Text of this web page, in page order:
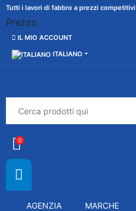
Tutti i lavori di fabbro a prezzi competitivi
Prezzo
IL MIO ACCOUNT
ITALIANO
0
AGENZIA MARCHE